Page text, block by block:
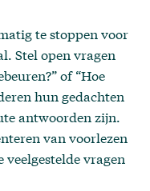
te stoppen voor
Stel open vragen
of “Hoe
hun gedachten
antwoorden zijn.
van voorlezen
veelgestelde vragen